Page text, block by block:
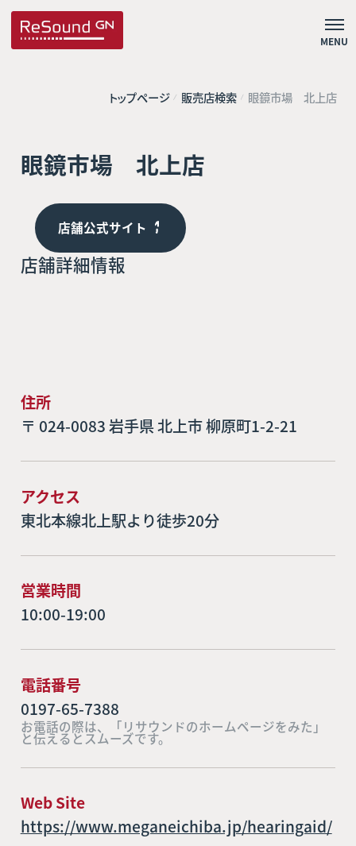
MENU
トップページ 販売店検索 眼鏡市場 北上店
眼鏡市場 北上店
店舗公式サイト
店舗詳細情報
住所
〒 024-0083 岩手県 北上市 柳原町1-2-21
アクセス
東北本線北上駅より徒歩20分
営業時間
10:00-19:00
電話番号
0197-65-7388
お電話の際は、「リサウンドのホームページをみた」
と伝えるとスムーズです。
Web Site
https://www.meganeichiba.jp/hearingaid/